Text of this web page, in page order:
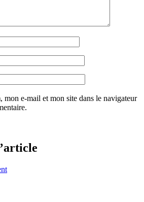
mon e-mail et mon site dans le navigateur